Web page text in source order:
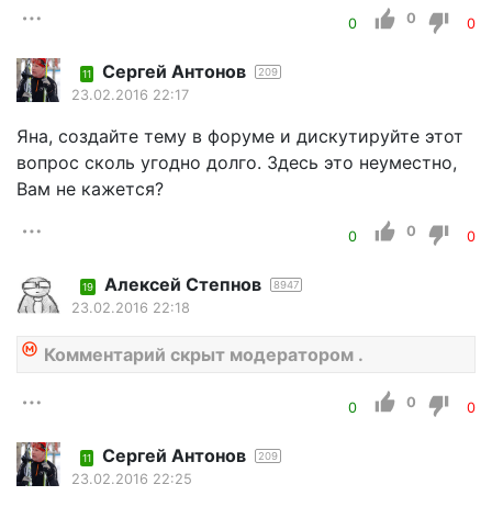
0 0 0
11 Сергей Антонов 209
23.02.2016 22:17
Яна, создайте тему в форуме и дискутируйте этот
вопрос сколь угодно долго. Здесь это неуместно,
Вам не кажется?
0 0 0
19 Алексей Степнов 8947
23.02.2016 22:18
Комментарий скрыт модератором .
0 0 0
11 Сергей Антонов 209
23.02.2016 22:25